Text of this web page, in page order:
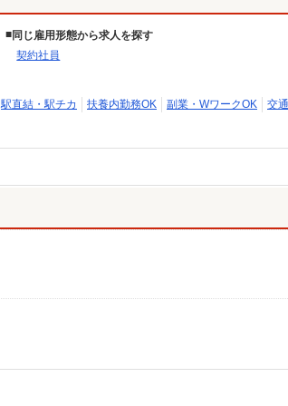
同じ雇用形態から求人を探す
契約社員
駅直結・駅チカ 扶養内勤務OK 副業・WワークOK
交